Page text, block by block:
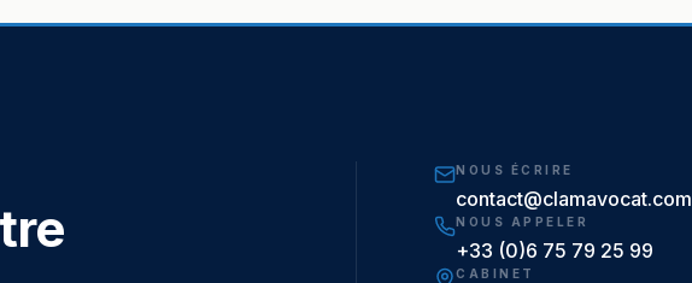
NOUS ÉCRIRE
contact@clamavocat.com
NOUS APPELER
+33 (0)6 75 79 25 99
CABINET